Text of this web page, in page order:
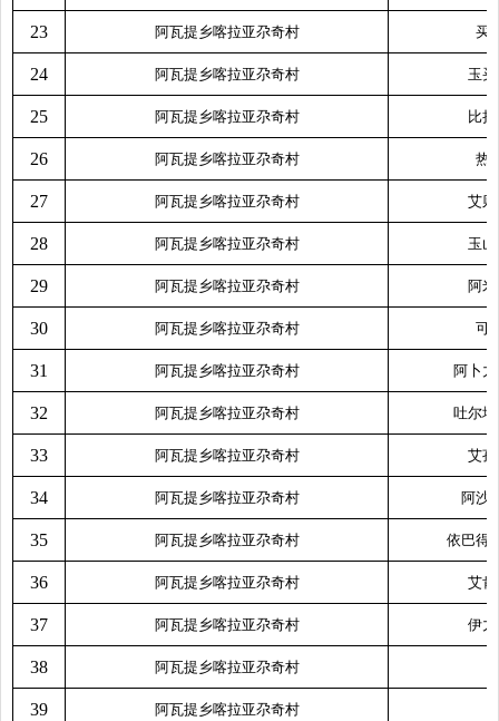
23 阿瓦提乡喀拉亚尕奇村 买
24 阿瓦提乡喀拉亚尕奇村 玉
25 阿瓦提乡喀拉亚尕奇村 比
26 阿瓦提乡喀拉亚尕奇村 热
27 阿瓦提乡喀拉亚尕奇村 艾则
28 阿瓦提乡喀拉亚尕奇村 玉
29 阿瓦提乡喀拉亚尕奇村 阿米
30 阿瓦提乡喀拉亚尕奇村 可
31 阿瓦提乡喀拉亚尕奇村 阿卜力
32 阿瓦提乡喀拉亚尕奇村 吐尔地
33 阿瓦提乡喀拉亚尕奇村 艾孜
34 阿瓦提乡喀拉亚尕奇村 阿沙
35 阿瓦提乡喀拉亚尕奇村 依巴得
36 阿瓦提乡喀拉亚尕奇村 艾肯
37 阿瓦提乡喀拉亚尕奇村 伊力
38 阿瓦提乡喀拉亚尕奇村
39 阿瓦提乡喀拉亚尕奇村